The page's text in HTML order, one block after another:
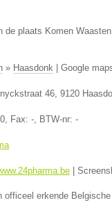
de plaats Komen
» Haasdonk Google
46, 9120
, Fax: -, BTW-nr: -
officeel erkende